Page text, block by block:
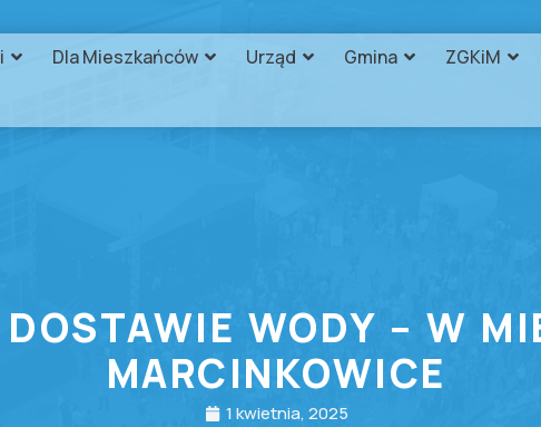
Dla Mieszkańców Urząd Gmina ZGKiM
WODY – W
MARCINKOWICE
1 kwietnia, 2025